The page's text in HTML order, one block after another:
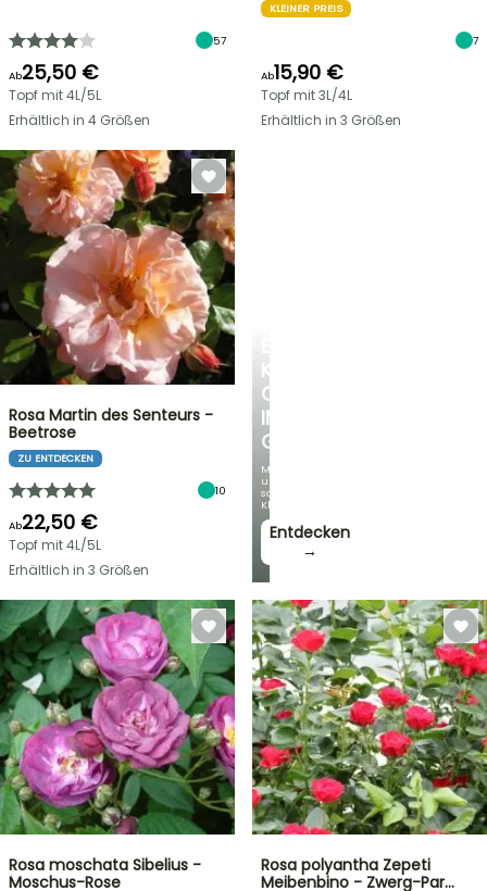
KÜHLE
OASE
IM
GARTEN
Mit
unseren
schönsten
Kletterpflanzen!
Entdecken
→
57
Ab25,50 €
Topf mit 4L/5L
Erhältlich in 4 Größen
KLEINER PREIS
7
Ab15,90 €
Topf mit 3L/4L
Erhältlich in 3 Größen
Rosa Martin des Senteurs -
Beetrose
ZU ENTDECKEN
10
Ab22,50 €
Topf mit 4L/5L
Erhältlich in 3 Größen
Rosa moschata Sibelius -
Moschus-Rose
Rosa polyantha Zepeti
Meibenbino - Zwerg-Par…